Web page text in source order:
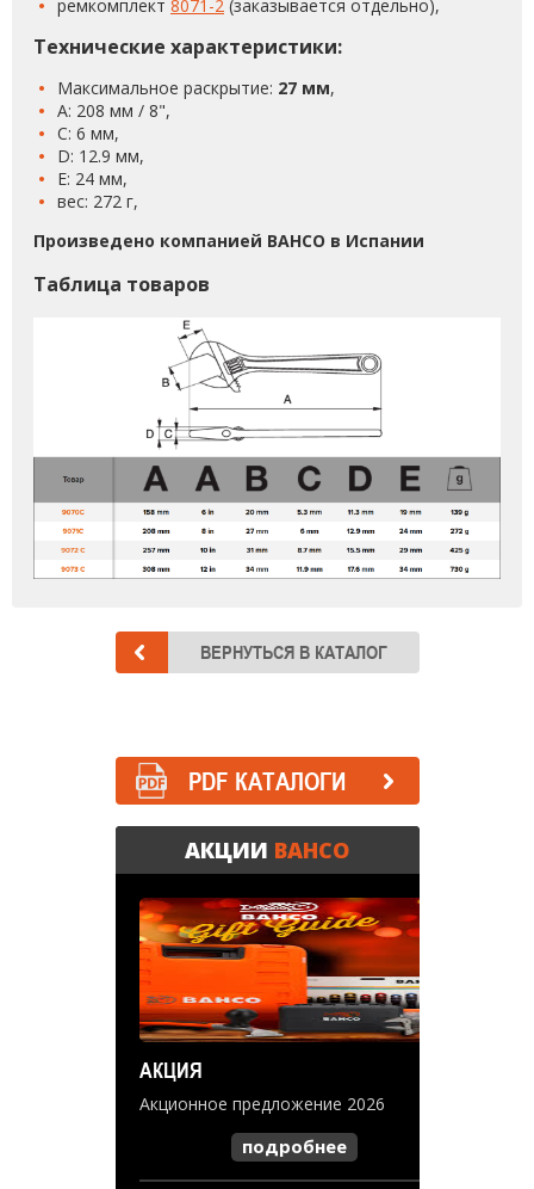
ремкомплект 8071-2 (заказывается отдельно),
Технические характеристики:
Максимальное раскрытие: 27 мм,
A: 208 мм / 8",
C: 6 мм,
D: 12.9 мм,
E: 24 мм,
вес: 272 г,
Произведено компанией BAHCO в Испании
Таблица товаров
PDF КАТАЛОГИ
АКЦИИ BAHCO
АКЦИЯ
Акционное предложение 2026
подробнее